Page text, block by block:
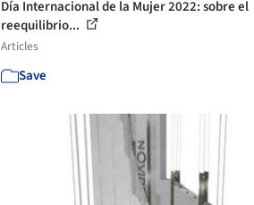
Día Internacional de la Mujer 2022: sobre el
reequilibrio...
Articles
Save